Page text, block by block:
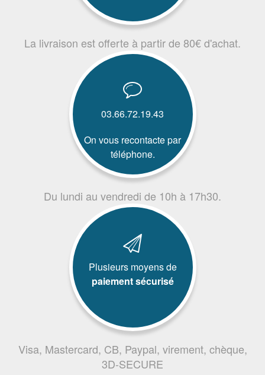
La livraison est offerte à partir de 80€ d'achat.
03.66.72.19.43
On vous recontacte par
téléphone.
Du lundi au vendredi de 10h à 17h30.
Plusieurs moyens de
paiement sécurisé
Visa, Mastercard, CB, Paypal, virement, chèque,
3D-SECURE